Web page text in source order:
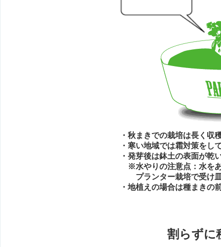
・秋まきでの栽培は長く収
・寒い地域では霜対策をし
・発芽後は鉢土の表面が乾
※水やりの注意点：水を
プランター栽培で受け皿
・地植えの場合は種まきの
割らずに